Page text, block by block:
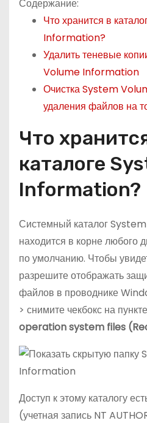
Содержание:
Что хранится в
Information?
Удалить теневые
Volume Information
Очистка System
удаления файлов на
Что
каталоге
Information?
Системный каталог
находится в корне любого
по умолчанию. Чтобы
разрешите отображать
файлов в проводнике
> снимите чекбокс на пункте
operation system files
Доступ к этому каталогу
(учетная запись NT